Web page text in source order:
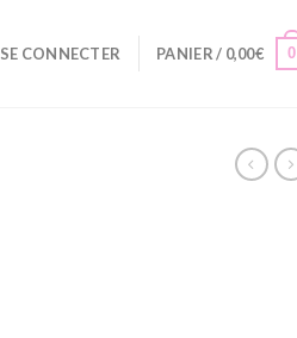
SE CONNECTER PANIER / 0,00€ 0